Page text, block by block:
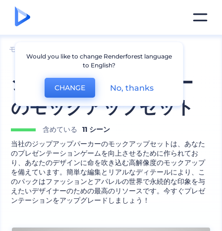
モックアップ
ジップアップパーカー
のモックアップセット
含めている
11 シーン
当社のジップアップパーカーのモックアップセットは、あなた
のプレゼンテーションゲームを向上させるために作られてお
り、あなたのデザインに命を吹き込む高解像度のモックアップ
を備えています。簡単な編集とリアルなディテールにより、こ
のパックはファッションとアパレルの世界で永続的な印象を与
えたいデザイナーのための最高のリソースです。今すぐプレゼ
ンテーションをアップグレードしましょう！
Would you like to change Renderforest language
to English?
CHANGE No, thanks